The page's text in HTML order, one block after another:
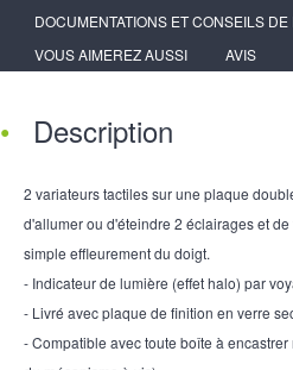
DOCUMENTATIONS ET CONSEILS DE
VOUS AIMEREZ AUSSI
AVIS
Description
2 variateurs tactiles sur une plaque
d'allumer ou d'éteindre 2 éclairages et
simple effleurement du doigt.
- Indicateur de lumière (effet halo) par
- Livré avec plaque de finition en verre
- Compatible avec toute boîte à